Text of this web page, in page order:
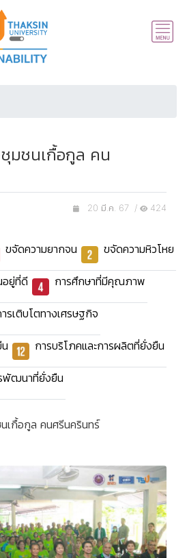
มชนเกื้อกูล คน
20 มี.ค. 67 / 424
ขจัดความยากจน ขจัดความหิวโหย
อยู่ที่ดี การศึกษาที่มีคุณภาพ
รเติบโตทางเศรษฐกิจ
การบริโภคและการผลิตที่ยั่งยืน
พัฒนาที่ยั่งยืน
เกื้อกูล คนศรีนครินทร์